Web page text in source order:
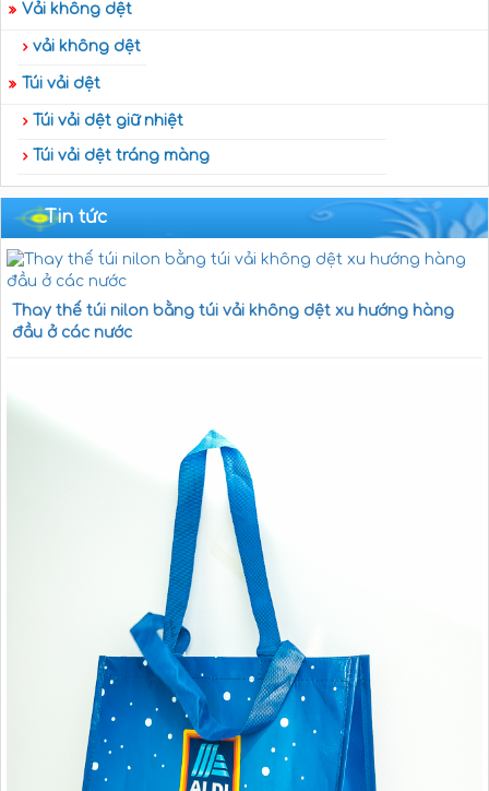
Vải không dệt
vải không dệt
Túi vải dệt
Túi vải dệt giữ nhiệt
Túi vải dệt tráng màng
Tin tức
Thay thế túi nilon bằng túi vải không dệt xu hướng hàng
đầu ở các nước